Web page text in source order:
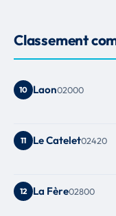
Classement
10 Laon02000
11 Le Catelet02420
12 La Fère02800